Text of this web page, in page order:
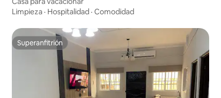
Limpieza · Hospitalidad · Comodidad
Superanfitrión
Superanfitrión